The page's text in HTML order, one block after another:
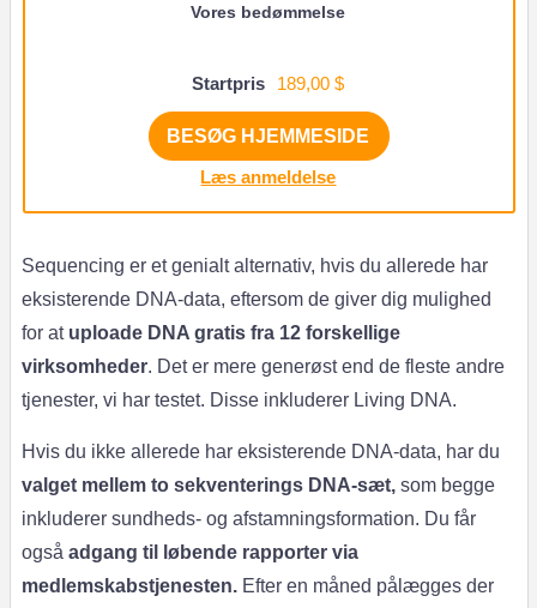
Startpris 189,00 $
Vores bedømmelse
BESØG HJEMMESIDE
Læs anmeldelse
Sequencing er et genialt alternativ, hvis du allerede har
eksisterende DNA-data, eftersom de giver dig mulighed
for at uploade DNA gratis fra 12 forskellige
virksomheder. Det er mere generøst end de fleste andre
tjenester, vi har testet. Disse inkluderer Living DNA.
Hvis du ikke allerede har eksisterende DNA-data, har du
valget mellem to sekventerings DNA-sæt, som begge
inkluderer sundheds- og afstamningsformation. Du får
ogsåadgang til løbende rapporter via
medlemskabstjenesten. Efter en måned pålægges der